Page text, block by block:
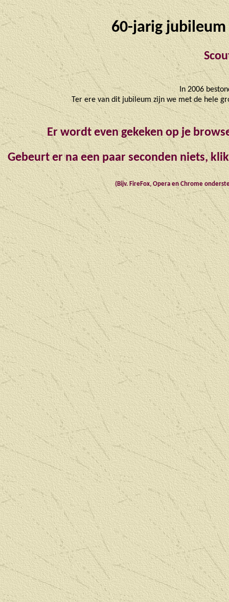
60-jarig jubileum
In 2006
Ter ere van dit jubileum zijn we met de hele
Er wordt even gekeken op je
Gebeurt er na een paar seconden niets,
(Bijv. FireFox, Opera en Chrome